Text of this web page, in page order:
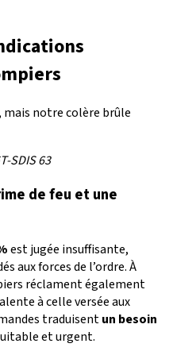
notre colère brûle
SDIS 63
de feu et une
est jugée insuffisante,
aux forces de l’ordre. À
réclament également
à celle versée aux
traduisentun besoin
et urgent.